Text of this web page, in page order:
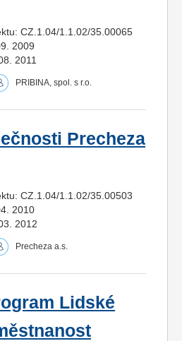
CZ.1.04/1.1.02/35.00065
2009
2011
PRIBINA, spol. s r.o.
Precheza
CZ.1.04/1.1.02/35.00503
2010
2012
Precheza a.s.
Lidské